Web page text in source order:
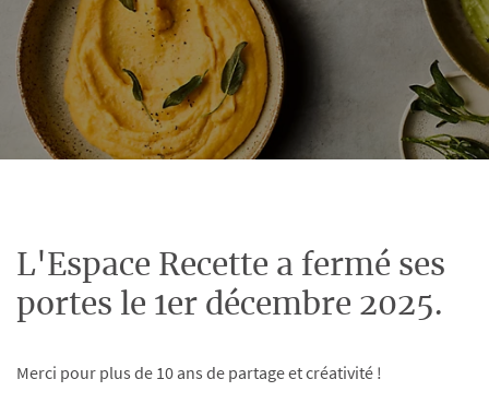
L'Espace Recette a fermé ses
portes le 1er décembre 2025.
Merci pour plus de 10 ans de partage et créativité !